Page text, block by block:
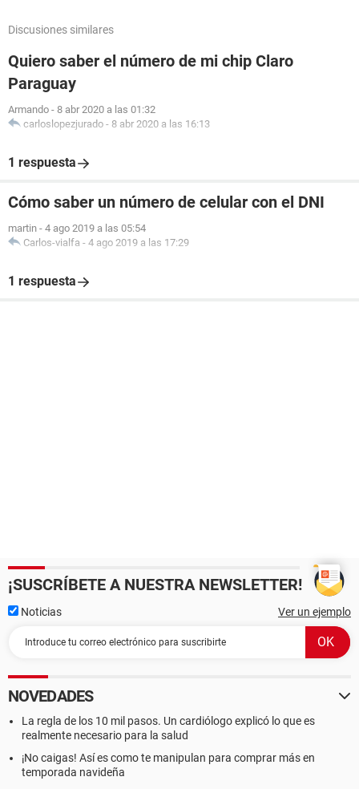
Discusiones similares
Quiero saber el número de mi chip Claro
Paraguay
Armando - 8 abr 2020 a las 01:32
carloslopezjurado - 8 abr 2020 a las 16:13
1 respuesta
Cómo saber un número de celular con el DNI
martin - 4 ago 2019 a las 05:54
Carlos-vialfa - 4 ago 2019 a las 17:29
1 respuesta
¡SUSCRÍBETE A NUESTRA NEWSLETTER!
Noticias Ver un ejemplo
NOVEDADES
La regla de los 10 mil pasos. Un cardiólogo explicó lo que es
realmente necesario para la salud
¡No caigas! Así es como te manipulan para comprar más en
temporada navideña